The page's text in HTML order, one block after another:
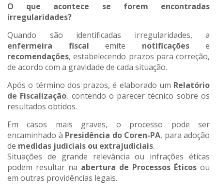
O que acontece se forem encontradas
irregularidades?
Quando são identificadas irregularidades, a
enfermeira fiscal emite notificaçõese
recomendações, estabelecendo prazos para correção,
de acordo com a gravidade de cada situação.
Após o término dos prazos, é elaborado um Relatório
de Fiscalização, contendo o parecer técnico sobre os
resultados obtidos.
Em casos mais graves, o processo pode ser
encaminhado à Presidência do Coren-PA, para adoção
de medidas judiciais ou extrajudiciais.
Situações de grande relevância ou infrações éticas
podem resultar na abertura de Processos Éticos ou
em outras providências legais.